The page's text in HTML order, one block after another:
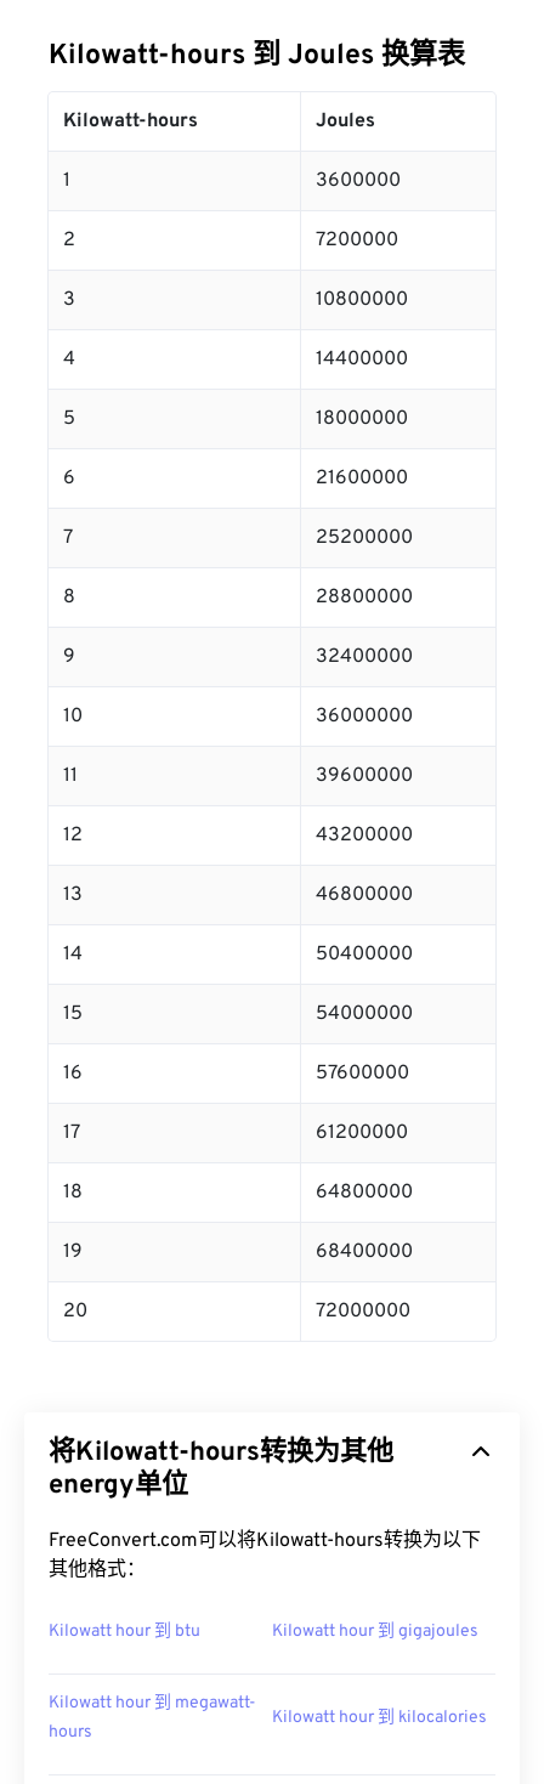
Kilowatt-hours 到 Joules 换算表
Kilowatt-hours Joules
1 3600000
2 7200000
3 10800000
4 14400000
5 18000000
6 21600000
7 25200000
8 28800000
9 32400000
10 36000000
11 39600000
12 43200000
13 46800000
14 50400000
15 54000000
16 57600000
17 61200000
18 64800000
19 68400000
20 72000000
将Kilowatt-hours转换为其他
energy单位
FreeConvert.com可以将Kilowatt-hours转换为以下
其他格式：
Kilowatt hour 到 btu Kilowatt hour 到 gigajoules
Kilowatt hour 到 megawatt-
hours
Kilowatt hour 到 kilocalories